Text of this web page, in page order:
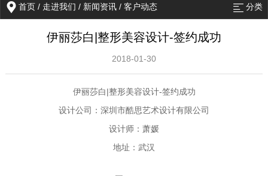
首页 / 走进我们 / 新闻资讯 /客户动态 分类
伊丽莎白|整形美容设计-签约成功
2018-01-30
伊丽莎白|整形美容设计-签约成功
设计公司：深圳市酷思艺术设计有限公司
设计师：萧媛
地址：武汉